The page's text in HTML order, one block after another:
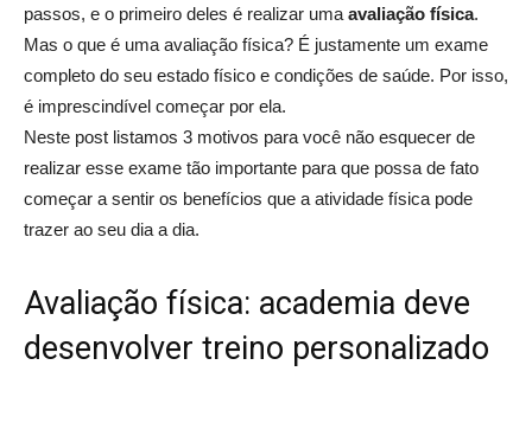
passos, e o primeiro deles é realizar uma avaliação física.
Mas o que é uma avaliação física? É justamente um exame
completo do seu estado físico e condições de saúde. Por isso,
é imprescindível começar por ela.
Neste post listamos 3 motivos para você não esquecer de
realizar esse exame tão importante para que possa de fato
começar a sentir os benefícios que a atividade física pode
trazer ao seu dia a dia.
Avaliação física: academia deve
desenvolver treino personalizado